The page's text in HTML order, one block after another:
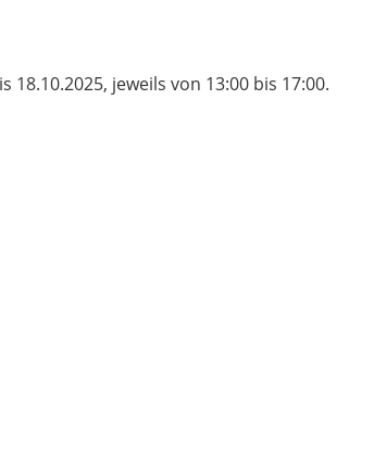
jeweils von 13:00 bis 17:00.